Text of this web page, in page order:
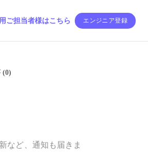
ご担当者様はこちら エンジニア登録
(0)
など、通知も届きま